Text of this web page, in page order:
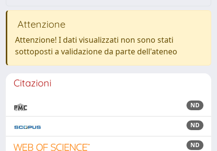
Attenzione
Attenzione! I dati visualizzati non sono stati
sottoposti a validazione da parte dell'ateneo
Citazioni
ND
ND
ND